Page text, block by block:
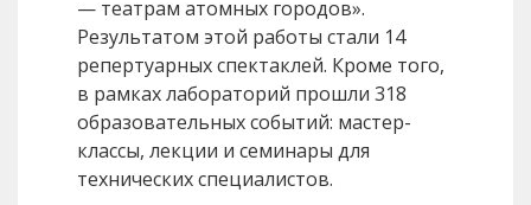
— театрам атомных городов».
Результатом этой работы стали 14
репертуарных спектаклей. Кроме того,
в рамках лабораторий прошли 318
образовательных событий: мастер-
классы, лекции и семинары для
технических специалистов.